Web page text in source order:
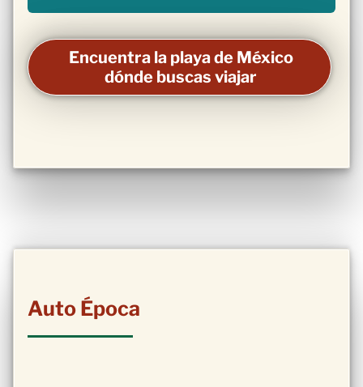
Encuentra la playa de México
dónde buscas viajar
Auto Época